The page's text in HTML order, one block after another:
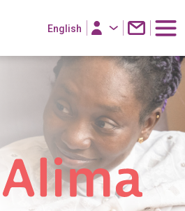
English